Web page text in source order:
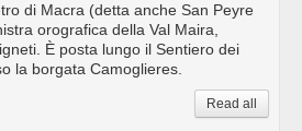
di Macra (detta anche San Peyre
orografica della Val Maira,
È posta lungo il Sentiero dei
la borgata Camoglieres.
Read all